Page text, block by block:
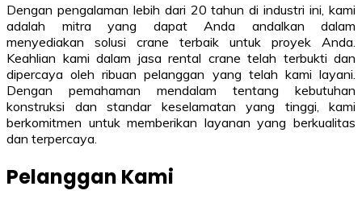
Dengan pengalaman lebih dari 20 tahun di industri ini, kami
adalah mitra yang dapat Anda andalkan dalam
menyediakan solusi crane terbaik untuk proyek Anda.
Keahlian kami dalam jasa rental crane telah terbukti dan
dipercaya oleh ribuan pelanggan yang telah kami layani.
Dengan pemahaman mendalam tentang kebutuhan
konstruksi dan standar keselamatan yang tinggi, kami
berkomitmen untuk memberikan layanan yang berkualitas
dan terpercaya.
Pelanggan Kami